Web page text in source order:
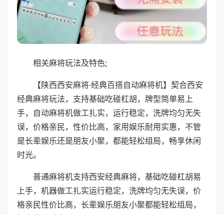
相关麻将玩法及特色;
【陕西西安麻将·经典百搭自动麻将机】契合西安
经典麻将玩法，支持基础吃碰杠胡，牌型简单易上
手，自动麻将机做工扎实，运行稳定，洗牌均匀无失
误，价格亲民，性价比高，家用娱乐耐用实惠，不管
是长辈娱乐还是朋友小聚，都能轻松组局，畅享休闲
时光。
普通麻将机支持西安经典麻将，基础吃碰杠胡易
上手，机器做工扎实运行稳定，洗牌均匀无失误，价
格亲民性价比高，长辈娱乐朋友小聚都能轻松组局，